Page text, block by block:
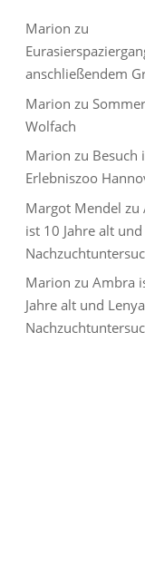
Marion zu
anschließendem
Marion zu
Wolfach
Marion zu Besuch
Erlebniszoo
Margot Mendel zu
ist 10 Jahre alt
Marion zuAmbra
Jahre alt und